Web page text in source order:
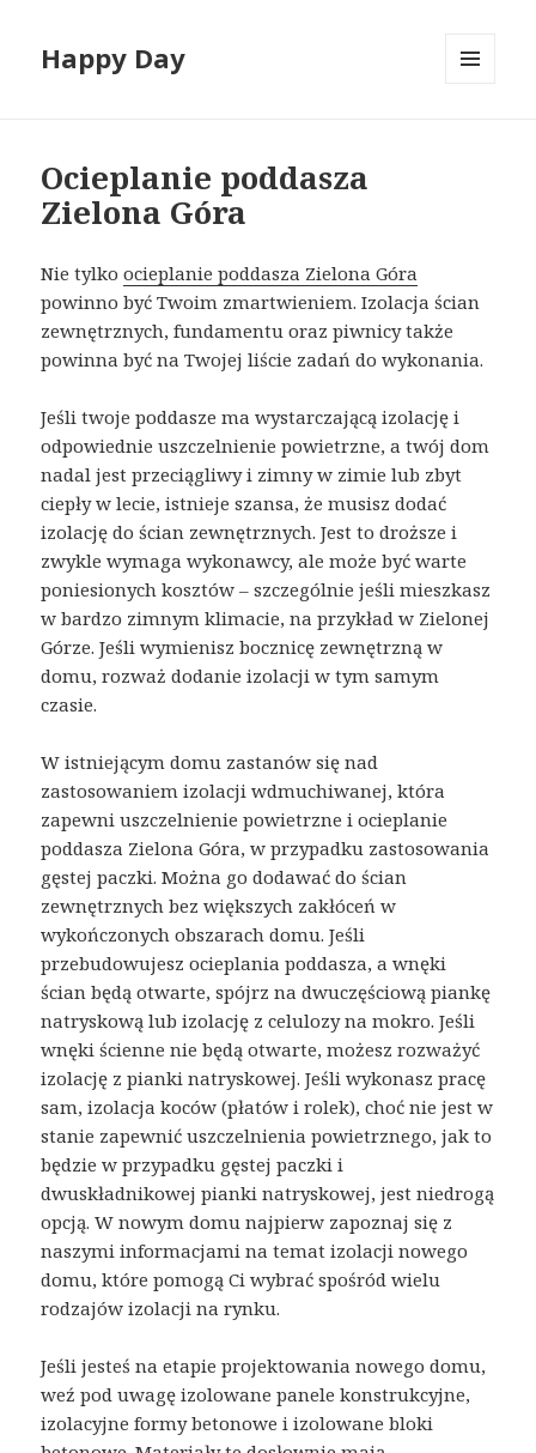
Happy Day
Ocieplanie poddasza
Zielona Góra
Nie tylkoocieplanie poddasza Zielona Góra
powinno być Twoim zmartwieniem. Izolacja ścian
zewnętrznych, fundamentu oraz piwnicy także
powinna być na Twojej liście zadań do wykonania.
Jeśli twoje poddasze ma wystarczającą izolację i
odpowiednie uszczelnienie powietrzne, a twój dom
nadal jest przeciągliwy i zimny w zimie lub zbyt
ciepły w lecie, istnieje szansa, że ​​musisz dodać
izolację do ścian zewnętrznych. Jest to droższe i
zwykle wymaga wykonawcy, ale może być warte
poniesionych kosztów – szczególnie jeśli mieszkasz
w bardzo zimnym klimacie, na przykład w Zielonej
Górze. Jeśli wymienisz bocznicę zewnętrzną w
domu, rozważ dodanie izolacji w tym samym
czasie.
W istniejącym domu zastanów się nad
zastosowaniem izolacji wdmuchiwanej, która
zapewni uszczelnienie powietrzne i ocieplanie
poddasza Zielona Góra, w przypadku zastosowania
gęstej paczki. Można go dodawać do ścian
zewnętrznych bez większych zakłóceń w
wykończonych obszarach domu. Jeśli
przebudowujesz ocieplania poddasza, a wnęki
ścian będą otwarte, spójrz na dwuczęściową piankę
natryskową lub izolację z celulozy na mokro. Jeśli
wnęki ścienne nie będą otwarte, możesz rozważyć
izolację z pianki natryskowej. Jeśli wykonasz pracę
sam, izolacja koców (płatów i rolek), choć nie jest w
stanie zapewnić uszczelnienia powietrznego, jak to
będzie w przypadku gęstej paczki i
dwuskładnikowej pianki natryskowej, jest niedrogą
opcją. W nowym domu najpierw zapoznaj się z
naszymi informacjami na temat izolacji nowego
domu, które pomogą Ci wybrać spośród wielu
rodzajów izolacji na rynku.
Jeśli jesteś na etapie projektowania nowego domu,
weź pod uwagę izolowane panele konstrukcyjne,
izolacyjne formy betonowe i izolowane bloki